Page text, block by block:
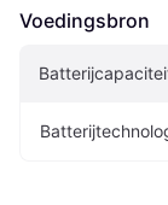
Voedingsbron